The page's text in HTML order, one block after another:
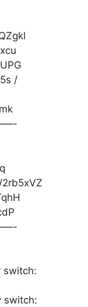
/
switch:
switch: